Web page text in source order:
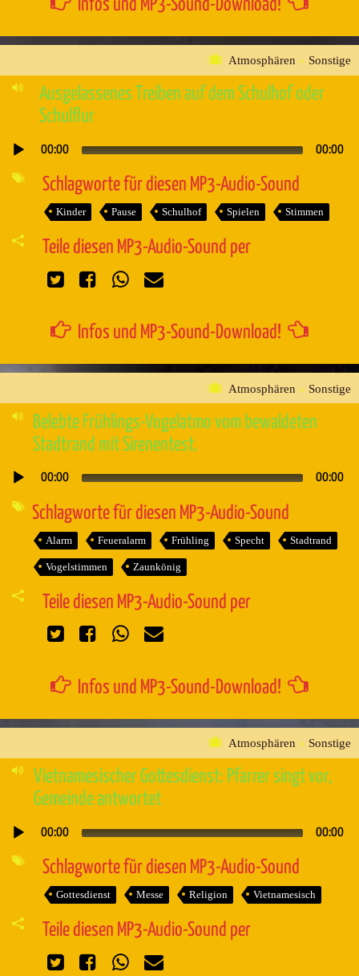
Infos und MP3-Sound-Download!
Atmosphären » Sonstige
Ausgelassenes Treiben auf dem Schulhof oder
Schulflur
Audio-
00:00 00:00
Schlagworte für diesen MP3-Audio-Sound
Kinder Pause Schulhof Spielen Stimmen
Teile diesen MP3-Audio-Sound per
Infos und MP3-Sound-Download!
Atmosphären » Sonstige
Belebte Frühlings-Vogelatmo vom bewaldeten
Stadtrand mit Sirenentest.
Audio-
00:00 00:00
Schlagworte für diesen MP3-Audio-Sound
Alarm Feueralarm Frühling Specht Stadtrand
Vogelstimmen Zaunkönig
Teile diesen MP3-Audio-Sound per
Infos und MP3-Sound-Download!
Atmosphären » Sonstige
Vietnamesischer Gottesdienst: Pfarrer singt vor,
Gemeinde antwortet
Audio-
00:00 00:00
Schlagworte für diesen MP3-Audio-Sound
Gottesdienst Messe Religion Vietnamesisch
Teile diesen MP3-Audio-Sound per